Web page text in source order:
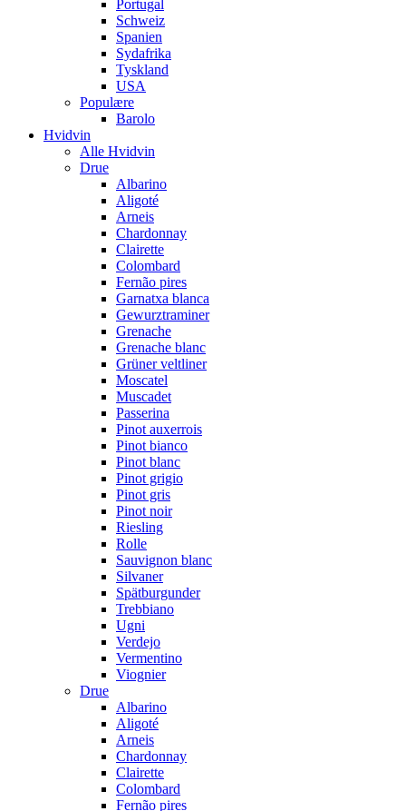
Portugal
Schweiz
Spanien
Sydafrika
Tyskland
USA
Populære
Barolo
Hvidvin
Alle Hvidvin
Drue
Albarino
Aligoté
Arneis
Chardonnay
Clairette
Colombard
Fernão pires
Garnatxa blanca
Gewurztraminer
Grenache
Grenache blanc
Grüner veltliner
Moscatel
Muscadet
Passerina
Pinot auxerrois
Pinot bianco
Pinot blanc
Pinot grigio
Pinot gris
Pinot noir
Riesling
Rolle
Sauvignon blanc
Silvaner
Spätburgunder
Trebbiano
Ugni
Verdejo
Vermentino
Viognier
Drue
Albarino
Aligoté
Arneis
Chardonnay
Clairette
Colombard
Fernão pires